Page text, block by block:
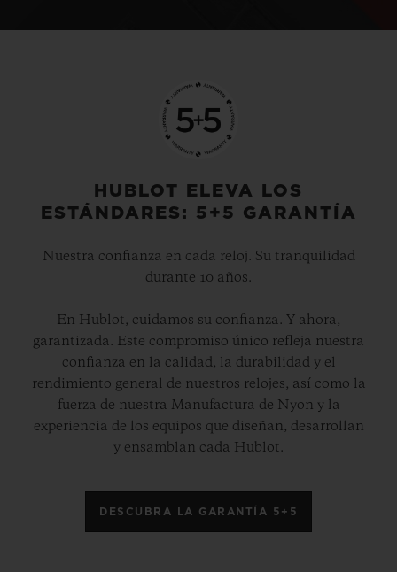
HUBLOT ELEVA LOS
ESTÁNDARES: 5+5 GARANTÍA
Nuestra confianza en cada reloj. Su tranquilidad
durante 10 años.
En Hublot, cuidamos su confianza. Y ahora,
garantizada. Este compromiso único refleja nuestra
confianza en la calidad, la durabilidad y el
rendimiento general de nuestros relojes, así como la
fuerza de nuestra Manufactura de Nyon y la
experiencia de los equipos que diseñan, desarrollan
y ensamblan cada Hublot.
DESCUBRA LA GARANTÍA 5+5